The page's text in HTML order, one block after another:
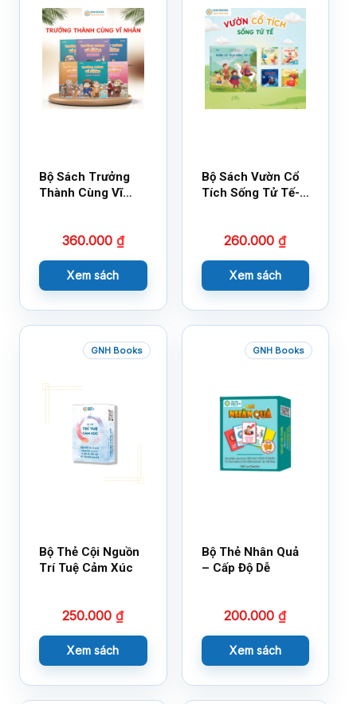
Bộ Sách Trưởng
Thành Cùng Vĩ
360.000 ₫
Xem sách
Bộ Sách Vườn Cổ
Tích Sống Tử Tế-
260.000₫
Xem sách
GNH Books
Bộ Thẻ Cội Nguồn
Trí Tuệ Cảm Xúc
250.000₫
Xem sách
GNH Books
Bộ Thẻ Nhân Quả
– Cấp Độ Dễ
200.000₫
Xem sách